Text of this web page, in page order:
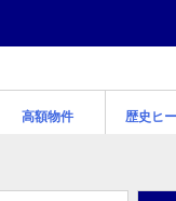
高額物件 歴史ヒ